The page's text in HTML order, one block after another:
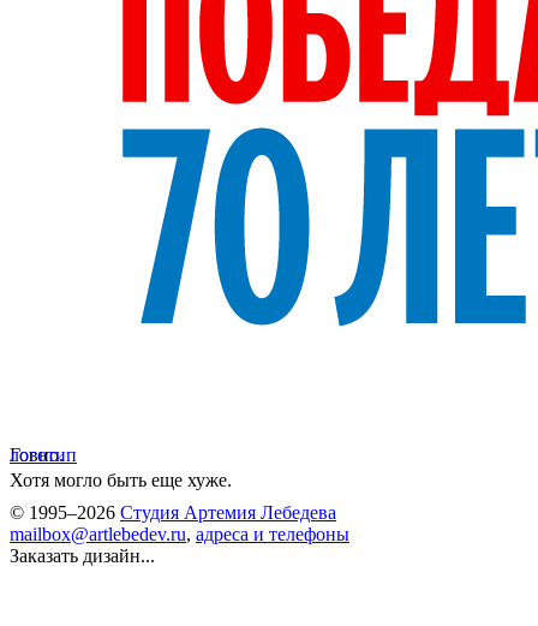
Говно.
Хотя могло быть еще хуже.
логотип
© 1995–2026 Студия Артемия Лебедева
mailbox@artlebedev.ru, адреса и телефоны
Заказать дизайн...